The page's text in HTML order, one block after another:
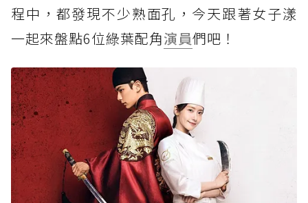
程中，都發現不少熟面孔，今天跟著女子漾
一起來盤點6位綠葉配角演員們吧！